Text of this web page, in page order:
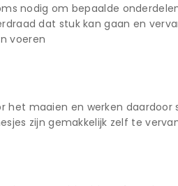
nodig om bepaalde
dat stuk kan gaan en
voeren
het maaien en werken daardoor
zijn gemakkelijk zelf te